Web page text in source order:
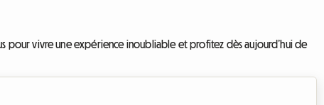
pour vivre une expérience inoubliable et profitez dès aujourd’hui de